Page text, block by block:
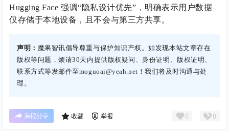
Hugging Face 强调“隐私设计优先”，明确表示用户数据
仅存储于本地设备，且不会与第三方共享。
声明： 魔果智讯倡导尊重与保护知识产权。如发现本站文章存在
版权等问题，烦请30天内提供版权疑问、身份证明、版权证明、
联系方式等发邮件至moguoai@yeah.net！我们将及时沟通与处
理。
海报分享 收藏 举报 0 0